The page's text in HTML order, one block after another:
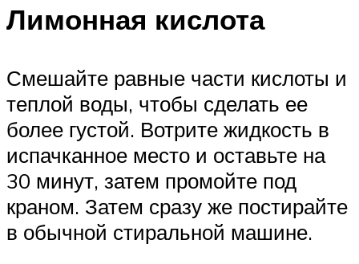
Лимонная кислота
Смешайте равные части кислоты и
теплой воды, чтобы сделать ее
более густой. Вотрите жидкость в
испачканное место и оставьте на
30 минут, затем промойте под
краном. Затем сразу же постирайте
в обычной стиральной машине.